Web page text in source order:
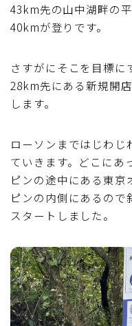
43km先の山中湖畔の
40kmが登りです。
さすがにそこを目標に
28km先にある新規開
します。
ローソンまではじわじ
ていきます。どこにあ
ピンの途中にある東
ピンの内側にあるので
スタートしました。